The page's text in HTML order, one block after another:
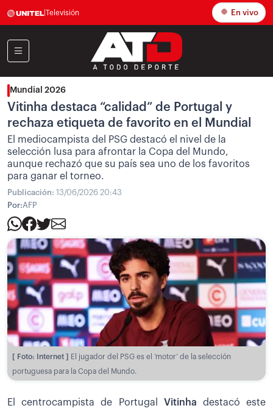
Televisión En vivo
Mundial 2026
Vitinha destaca “calidad” de Portugal y
rechaza etiqueta de favorito en el Mundial
El mediocampista del PSG destacó el nivel de la
selección lusa para afrontar la Copa del Mundo,
aunque rechazó que su país sea uno de los favoritos
para ganar el torneo.
Publicación: 13/06/2026 20:43
Por:AFP
[ Foto: Internet ]
El jugador del PSG es el ‘motor’ de la selección
portuguesa para la Copa del Mundo.
El centrocampista de Portugal Vitinha
destacó este